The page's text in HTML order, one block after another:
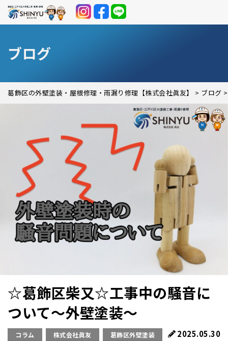
ブログ
葛飾区の外壁塗装・屋根修理・雨漏り修理【株式会社眞友】 > ブログ
☆葛飾区柴又☆工事中の騒音に
ついて～外壁塗装～
コラム 株式会社眞友 葛飾区外壁塗装 2025.05.30